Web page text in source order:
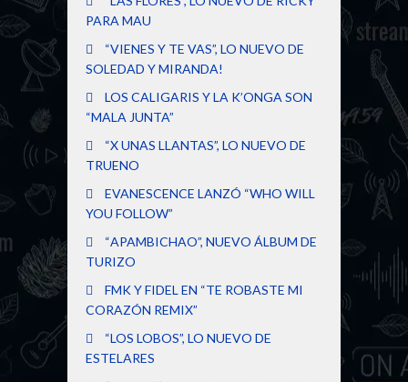
PARA MAU
“VIENES Y TE VAS”, LO NUEVO DE
SOLEDAD Y MIRANDA!
LOS CALIGARIS Y LA K’ONGA SON
“MALA JUNTA”
“X UNAS LLANTAS”, LO NUEVO DE
TRUENO
EVANESCENCE LANZÓ “WHO WILL
YOU FOLLOW”
“APAMBICHAO”, NUEVO ÁLBUM DE
TURIZO
FMK Y FIDEL EN “TE ROBASTE MI
CORAZÓN REMIX”
“LOS LOBOS”, LO NUEVO DE
ESTELARES